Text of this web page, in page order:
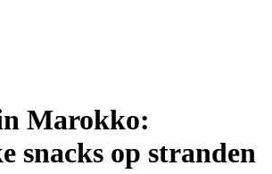
Marokko:
snacks op stranden